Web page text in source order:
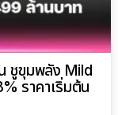
ชูขุมพลัง Mild
ราคาเริ่มต้น